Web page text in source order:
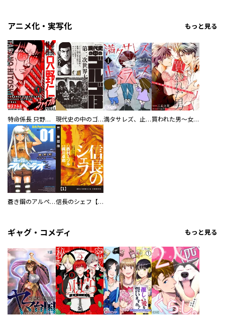
アニメ化・実写化 もっと見る
特命係長 只野仁ファイナル 愛蔵版 現代史の中のゴルゴ13 満タサレズ、止メラレズ 買われた男～女性限定快感セラピスト～【描き下ろしおまけ付き特装版】
蒼き鋼のアルペジオ 信長のシェフ【単話版】
ギャグ・コメディ もっと見る